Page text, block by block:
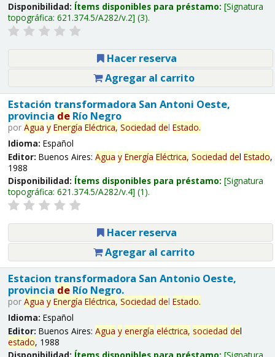
Disponibilidad: Ítems disponibles para préstamo: Signatura
topográfica: 621.374.5/A282/v.2 (3).
Hacer reserva
Agregar al carrito
Estación transformadora San Antoni Oeste,
provincia deRío Negro
por Agua y Energía Eléctrica, Sociedad del Estado.
Idioma: Español
Editor: Buenos Aires: Agua y Energía Eléctrica, Sociedad del Estado,
1988
Disponibilidad: Ítems disponibles para préstamo: Signatura
topográfica: 621.374.5/A282/v.4 (1).
Hacer reserva
Agregar al carrito
Estacion transformadora San Antonio Oeste,
provincia deRío Negro.
por Agua y Energía Eléctrica, Sociedad del Estado.
Idioma: Español
Editor: Buenos Aires: Agua y energía eléctrica, sociedad del
estado, 1988